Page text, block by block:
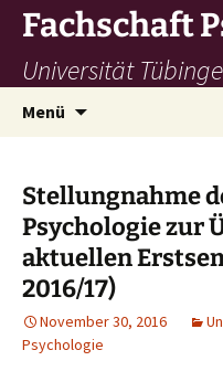
Zum
Inhalt
springen
Fachschaft
Universität
Menü
Stellungnahme
Psychologie zur
aktuellen
2016/17)
November 30, 2016
Psychologie